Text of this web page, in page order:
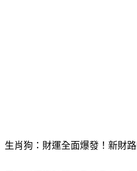
生肖狗：財運全面爆發！新財